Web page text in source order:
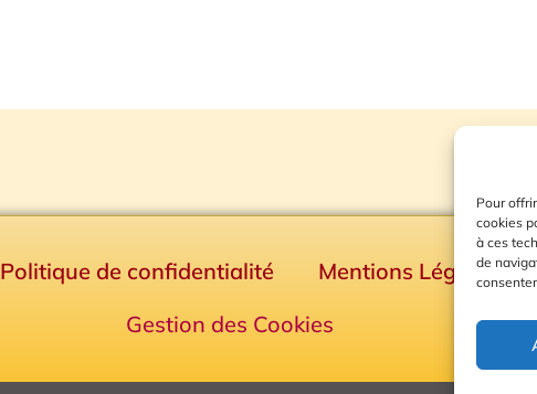
Pour
cookies
à ces
de
Politique de confidentialité Mentions Légales
Gestion des Cookies